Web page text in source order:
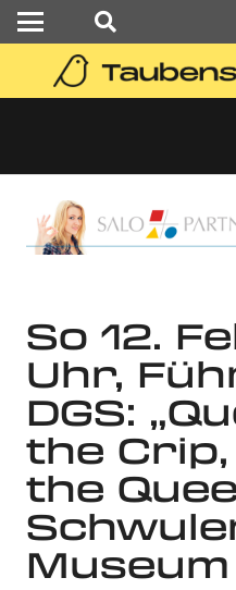
So 12.
Uhr,
DGS:
the
the
Museum